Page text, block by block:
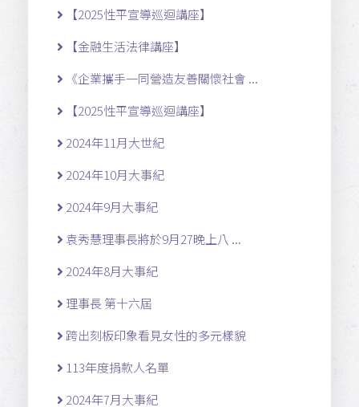
【2025性平宣導巡迴講座】
【金融生活法律講座】
《企業攜手一同營造友善關懷社會 ...
【2025性平宣導巡迴講座】
2024年11月大世紀
2024年10月大事紀
2024年9月大事紀
袁秀慧理事長將於9月27晚上八 ...
2024年8月大事紀
理事長 第十六屆
跨出刻板印象看見女性的多元樣貌
113年度捐款人名單
2024年7月大事紀